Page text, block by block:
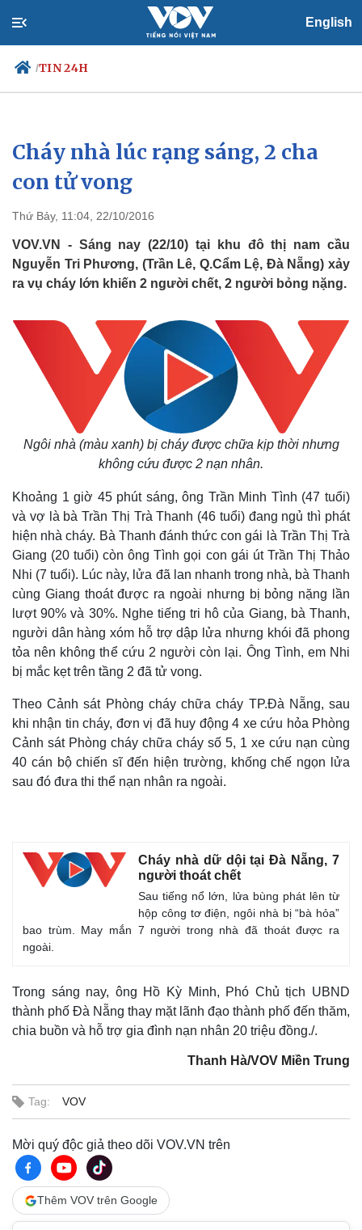
English
/TIN 24H
Chính trị
Tổ chức nhân sự
Nhận diện sự thật
Xã hội
Việc làm
Biển đảo
Quan sát
Cuộc sống đó đây
Hồ sơ
Video
Ảnh
E-Magazine
Infographic
Cháy nhà lúc rạng sáng, 2 cha
con tử vong
Thứ Bảy, 11:04, 22/10/2016
VOV.VN - Sáng nay (22/10) tại khu đô thị nam cầu
Nguyễn Tri Phương, (Trần Lê, Q.Cẩm Lệ, Đà Nẵng) xảy
ra vụ cháy lớn khiến 2 người chết, 2 người bỏng nặng.
Ngôi nhà (màu xanh) bị cháy được chữa kịp thời nhưng
không cứu được 2 nạn nhân.
Khoảng 1 giờ 45 phút sáng, ông Trần Minh Tình (47 tuổi)
và vợ là bà Trần Thị Trà Thanh (46 tuổi) đang ngủ thì phát
hiện nhà cháy. Bà Thanh đánh thức con gái là Trần Thị Trà
Giang (20 tuổi) còn ông Tình gọi con gái út Trần Thị Thảo
Nhi (7 tuổi). Lúc này, lửa đã lan nhanh trong nhà, bà Thanh
cùng Giang thoát được ra ngoài nhưng bị bỏng nặng lần
lượt 90% và 30%. Nghe tiếng tri hô của Giang, bà Thanh,
người dân hàng xóm hỗ trợ dập lửa nhưng khói đã phong
tỏa nên không thể cứu 2 người còn lại. Ông Tình, em Nhi
bị mắc kẹt trên tầng 2 đã tử vong.
Theo Cảnh sát Phòng cháy chữa cháy TP.Đà Nẵng, sau
khi nhận tin cháy, đơn vị đã huy động 4 xe cứu hỏa Phòng
Cảnh sát Phòng cháy chữa cháy số 5, 1 xe cứu nạn cùng
40 cán bộ chiến sĩ đến hiện trường, khống chế ngọn lửa
sau đó đưa thi thể nạn nhân ra ngoài.
Cháy nhà dữ dội tại Đà Nẵng, 7
người thoát chết
Sau tiếng nổ lớn, lửa bùng phát lên từ
hộp công tơ điện, ngôi nhà bị “bà hỏa”
bao trùm. May mắn 7 người trong nhà đã thoát được ra
ngoài.
Trong sáng nay, ông Hồ Kỳ Minh, Phó Chủ tịch UBND
thành phố Đà Nẵng thay mặt lãnh đạo thành phố đến thăm,
chia buồn và hỗ trợ gia đình nạn nhân 20 triệu đồng./.
Thanh Hà/VOV Miền Trung
Tag: VOV
Mời quý độc giả theo dõi VOV.VN trên
Thêm VOV trên Google